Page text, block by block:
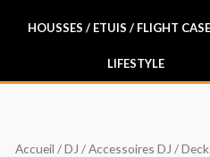
HOUSSES / ETUIS / FLIGHT
LIFESTYLE
Accueil /DJ /Accessoires DJ /
quantité